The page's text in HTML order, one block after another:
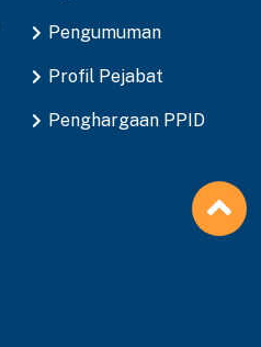
Pengumuman
Profil Pejabat
Penghargaan PPID